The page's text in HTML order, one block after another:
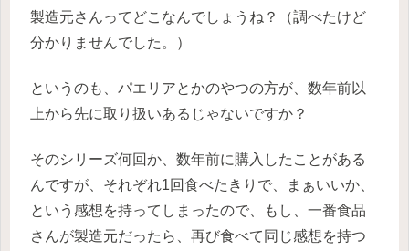
製造元さんってどこなんでしょうね？（調べたけど
分かりませんでした。）
というのも、パエリアとかのやつの方が、数年前以
上から先に取り扱いあるじゃないですか？
そのシリーズ何回か、数年前に購入したことがある
んですが、それぞれ1回食べたきりで、まぁいいか、
という感想を持ってしまったので、もし、一番食品
さんが製造元だったら、再び食べて同じ感想を持つ